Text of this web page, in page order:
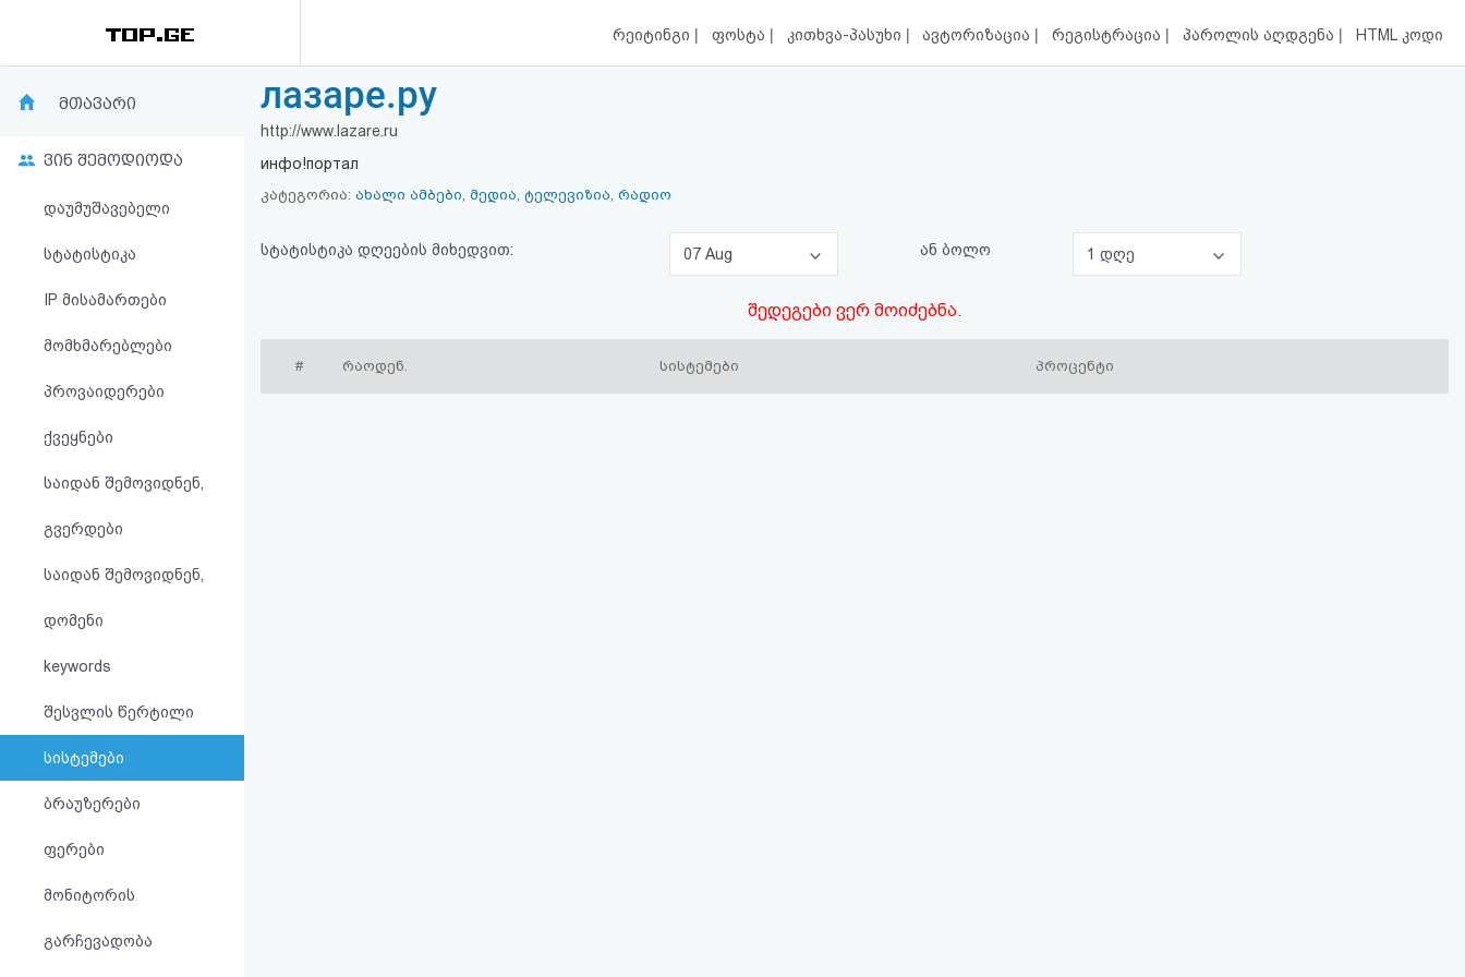
რეიტინგი | ფოსტა | კითხვა-პასუხი | ავტორიზაცია | რეგისტრაცია | პაროლის აღდგენა | HTML კოდი
რეიტინგი
კითხვა-
პასუხი
ავტორიზაცია
რეგისტრაცია
სალიცენზიო
შეთანხმება
და
პასუხისმგებლობის
მთავარი
ვინ შემოდიოდა
დაუმუშავებელი
სტატისტიკა
IP მისამართები
მომხმარებლები
პროვაიდერები
ქვეყნები
საიდან შემოვიდნენ,
გვერდები
საიდან შემოვიდნენ,
დომენი
keywords
შესვლის წერტილი
სისტემები
ბრაუზერები
ფერები
მონიტორის
გარჩევადობა
лазаре.ру
http://www.lazare.ru
инфо!портал
კატეგორია: ახალი ამბები, მედია, ტელევიზია, რადიო
სტატისტიკა დღეების მიხედვით: 07 Aug ან ბოლო 1 დღე
შედეგები ვერ მოიძებნა.
# რაოდენ. სისტემები პროცენტი